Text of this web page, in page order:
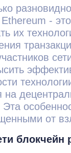
-
их
на
от